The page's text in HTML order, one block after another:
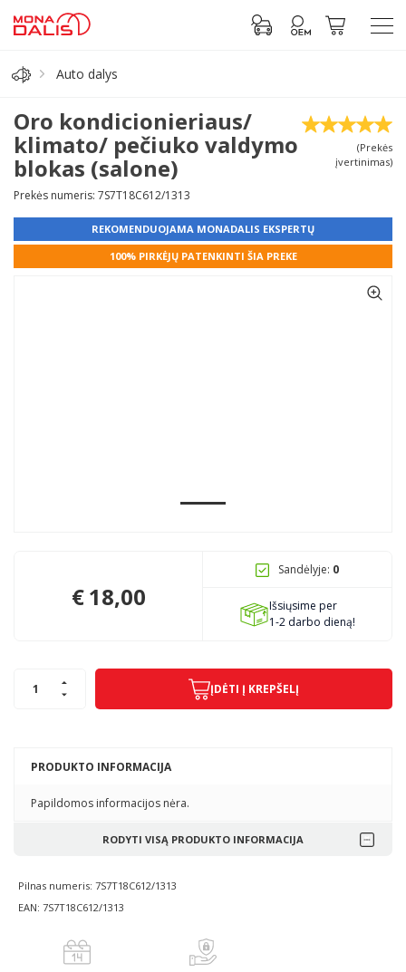
Alyva, tepalai
Antifrizas
Akumuliatorius
info@mbmanogarazas.lt
Auto dalys
Oro kondicionieriaus/
klimato/ pečiuko valdymo
blokas (salone)
(Prekės
įvertinimas)
Prekės numeris: 7S7T18C612/1313
REKOMENDUOJAMA MONADALIS EKSPERTŲ
100% PIRKĖJŲ PATENKINTI ŠIA PREKE
PRODUKTO INFORMACIJA
Papildomos informacijos nėra.
RODYTI VISĄ PRODUKTO INFORMACIJA
Pilnas numeris: 7S7T18C612/1313
EAN: 7S7T18C612/1313
€18,00
Sandėlyje: 0
Išsiųsime per
1-2 darbo dieną!
ĮDĖTI Į KREPŠELĮ